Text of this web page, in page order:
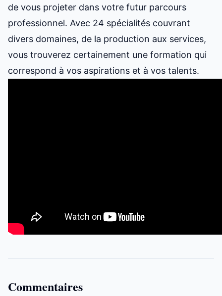
de vous projeter dans votre futur parcours
professionnel. Avec 24 spécialités couvrant
divers domaines, de la production aux services,
vous trouverez certainement une formation qui
correspond à vos aspirations et à vos talents.
Commentaires